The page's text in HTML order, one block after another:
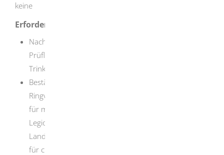
keine
Erforderliche Unterlagen
Nachweis der gültigen Akkreditierung als
Prüflaboratorium für die Untersuchung von
Trinkwasser, einschließlich Probennahme,
Bestätigung über die erfolgreiche Teilnahme an
Ringversuchen:
für mikrobiologische Parameter, einschließlich
Legionellen, beim Niedersächsischen
Landesgesundheitsamt, Außenstelle Aurich,
für chemische Parameter bei der AQS Baden-